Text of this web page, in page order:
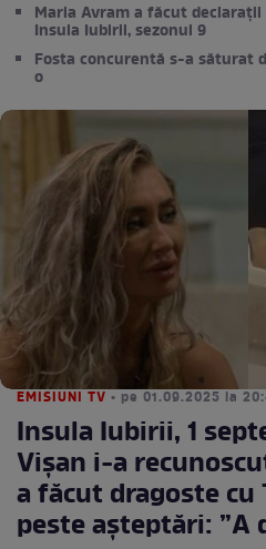
Maria Avram a făcut
Insula Iubirii, sezonul 9
Fosta concurentă s-a săturat
o
EMISIUNI TV • pe 01.09.2025 la
Insula Iubirii, 1
Vișan i-a
a făcut dragoste cu
peste așteptări: ”A